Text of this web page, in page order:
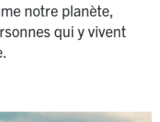
notre planète,
qui y vivent